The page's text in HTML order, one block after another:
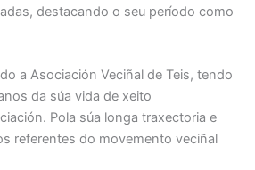
destacando o seu período como
a Asociación Veciñal de Teis, tendo
da súa vida de xeito
Pola súa longa traxectoria e
referentes do movemento veciñal